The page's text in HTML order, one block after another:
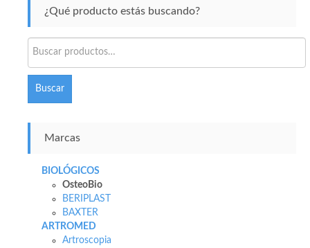
¿Qué producto estás buscando?
por:
Buscar
Marcas
BIOLÓGICOS
OsteoBio
BERIPLAST
BAXTER
ARTROMED
Artroscopia